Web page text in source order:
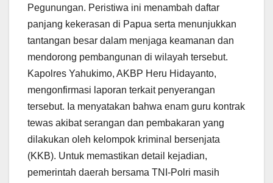
Pegunungan. Peristiwa ini menambah daftar
panjang kekerasan di Papua serta menunjukkan
tantangan besar dalam menjaga keamanan dan
mendorong pembangunan di wilayah tersebut.
Kapolres Yahukimo, AKBP Heru Hidayanto,
mengonfirmasi laporan terkait penyerangan
tersebut. Ia menyatakan bahwa enam guru kontrak
tewas akibat serangan dan pembakaran yang
dilakukan oleh kelompok kriminal bersenjata
(KKB). Untuk memastikan detail kejadian,
pemerintah daerah bersama TNI-Polri masih